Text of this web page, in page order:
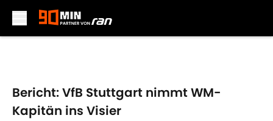
Bericht: VfB Stuttgart nimmt WM-
Kapitän ins Visier